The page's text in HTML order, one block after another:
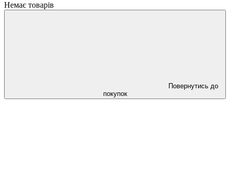
Немає товарів
Повернутись до
покупок